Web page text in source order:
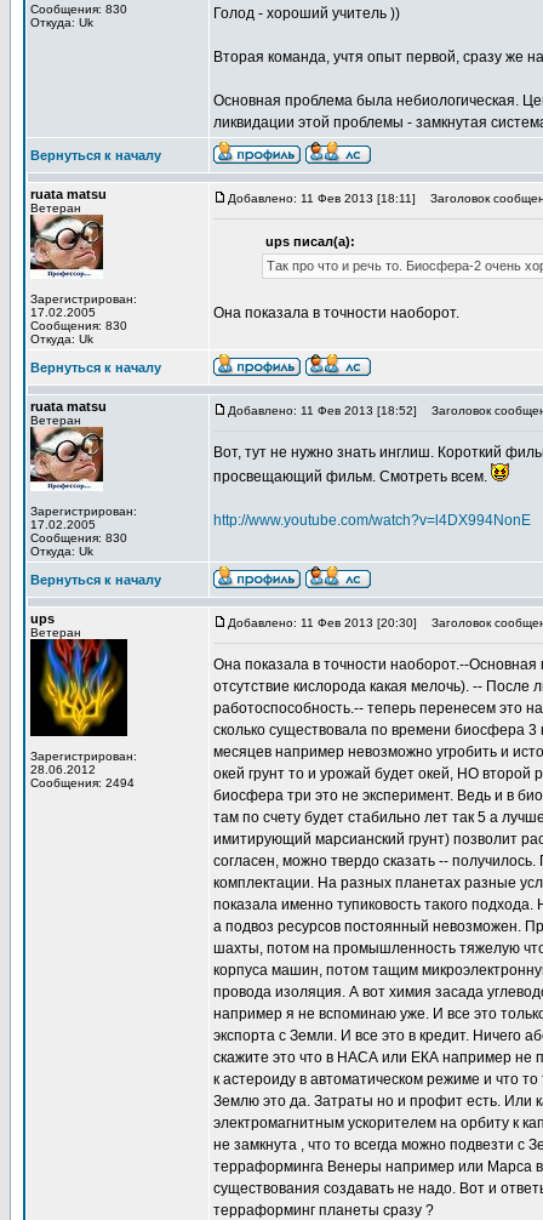
Сообщения: 830
Откуда: Uk
Голод - хороший учитель ))
Вторая команда, учтя опыт первой, сразу же
Основная проблема была небиологическая.
ликвидации этой проблемы - замкнутая
Вернуться к началу
ruata matsu
Ветеран
Зарегистрирован:
17.02.2005
Сообщения: 830
Откуда: Uk
Добавлено: 11 Фев 2013 [18:11] Заголовок
ups писал(а):
Так про что и речь то. Биосфера-2 очень
Она показала в точности наоборот.
Вернуться к началу
ruata matsu
Ветеран
Зарегистрирован:
17.02.2005
Сообщения: 830
Откуда: Uk
Добавлено: 11 Фев 2013 [18:52] Заголовок
Вот, тут не нужно знать инглиш. Короткий
просвещающий фильм. Смотреть всем.
http://www.youtube.com/watch?v=l4DX994NonE
Вернуться к началу
ups
Ветеран
Зарегистрирован:
28.06.2012
Сообщения: 2494
Добавлено: 11 Фев 2013 [20:30] Заголовок
Она показала в точности наоборот.--
отсутствие кислорода какая мелочь). --
работоспособность.-- теперь перенесем это
сколько существовала по времени биосфера
месяцев например невозможно угробить и
окей грунт то и урожай будет окей, НО
биосфера три это не эксперимент. Ведь и в
там по счету будет стабильно лет так 5 а
имитирующий марсианский грунт) позволит
согласен, можно твердо сказать --
комплектации. На разных планетах разные
показала именно тупиковость такого
а подвоз ресурсов постоянный невозможен.
шахты, потом на промышленность тяжелую
корпуса машин, потом тащим
провода изоляция. А вот химия засада
например я не вспоминаю уже. И все это
экспорта с Земли. И все это в кредит. Ничего
скажите это что в НАСА или ЕКА например не
к астероиду в автоматическом режиме и что
Землю это да. Затраты но и профит есть. Или
электромагнитным ускорителем на орбиту к
не замкнута , что то всегда можно подвезти с
терраформинга Венеры например или Марса
существования создавать не надо. Вот и
терраформинг планеты сразу ?